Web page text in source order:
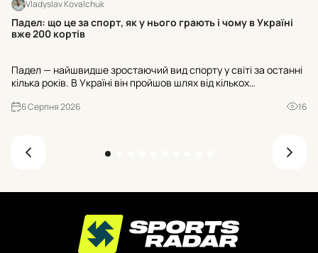
Vladyslav Kovalchuk
Падел: що це за спорт, як у нього грають і чому в Україні
вже 200 кортів
Падел — найшвидше зростаючий вид спорту у світі за останні
кілька років. В Україні він пройшов шлях від кількох
до кінця 2026 року їхня кількість має перевищити триста. Р...
6 Серпня 2026 16